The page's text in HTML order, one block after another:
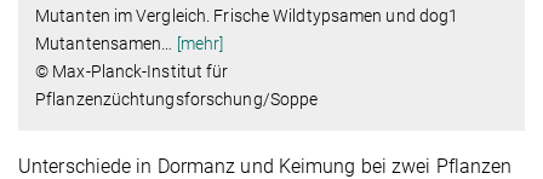
Mutanten im Vergleich. Frische Wildtypsamen und dog1
Mutantensamen
[mehr]
© Max-Planck-Institut für
Pflanzenzüchtungsforschung/Soppe
Unterschiede in Dormanz und Keimung bei zwei Pflanzen